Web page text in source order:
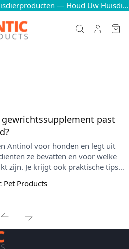
20% KORTING op Alle Huisdierproducten — Houd Uw Huisdieren Blij en Gezond
past
Antinol voor honden en legt uit
ze bevatten en voor welke
zijn. Je krijgt ook praktische tips
Pet Products